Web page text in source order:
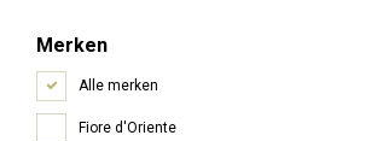
Merken
Alle merken
Fiore d'Oriente